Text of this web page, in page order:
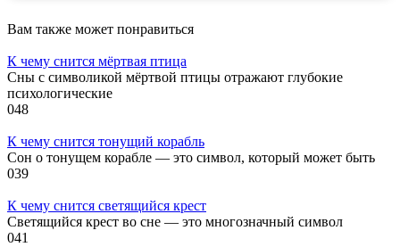
Вам также может понравиться
К чему снится мёртвая птица
Сны с символикой мёртвой птицы отражают глубокие
психологические
048
К чему снится тонущий корабль
Сон о тонущем корабле — это символ, который может быть
039
К чему снится светящийся крест
Светящийся крест во сне — это многозначный символ
041